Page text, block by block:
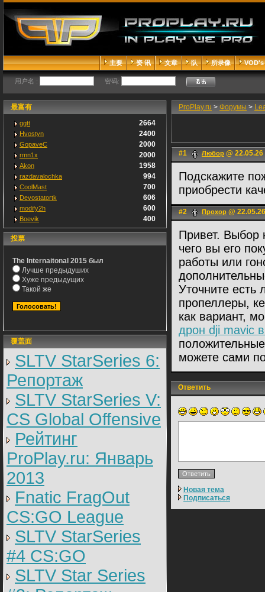
主要 资 讯 文章 队 所录像 VOD's
用户名 : 密码:
最富有
ggtt 2664
Hvostyn 2400
GopaveC 2000
rmn1x 2000
Akon 1958
razdavalochka 994
CoolMast 700
Devostatortk 606
modify2h 600
Boevik 400
投票
The Internaitonal 2015 был
Лучше предыдуших
Хуже предыдущих
Такой же
覆盖面
SLTV StarSeries 6:
Репортаж
SLTV StarSeries V:
CS Global Offensive
Рейтинг
ProPlay.ru: Январь
2013
Fnatic FragOut
CS:GO League
SLTV StarSeries
#4 CS:GO
SLTV Star Series
ProPlay.ru > Форумы >
#1 Любор @
Подскажите
приобрести
#2 Прохор @
Привет. Выбор
чего вы его
работы или
Уточните есть
пропеллеры,
как вариант,
дрон dji mavic
можете сами
Ответить
Новая тема
Подписаться